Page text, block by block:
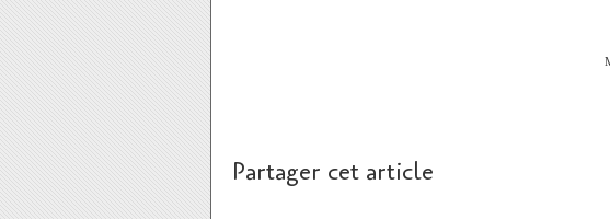
Partager cet article